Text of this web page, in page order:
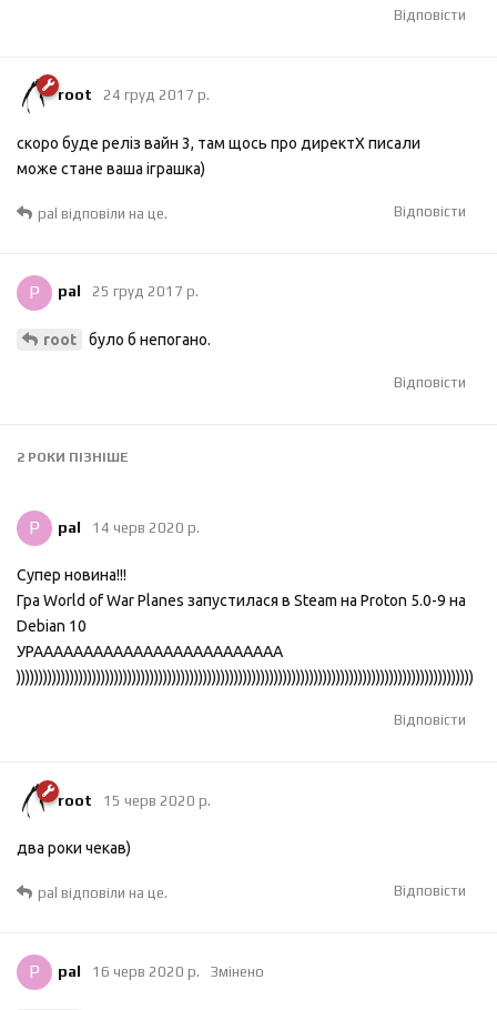
Відповісти
root 24 груд 2017 р.
скоро буде реліз вайн 3, там щось про директХ писали
може стане ваша іграшка)
Відповісти
pal відповіли на це.
P pal 25 груд 2017 р.
root було б непогано.
Відповісти
2 РОКИ ПІЗНІШЕ
P pal 14 черв 2020 р.
Супер новина!!!
Гра World of War Planes запустилася в Steam на Proton 5.0-9 на
Debian 10
УРААААААААААААААААААААААААА
)))))))))))))))))))))))))))))))))))))))))))))))))))))))))))))))))))))))))))))))))))))))))))))))))))))))
Відповісти
root 15 черв 2020 р.
два роки чекав)
Відповісти
pal відповіли на це.
P pal 16 черв 2020 р. Змінено